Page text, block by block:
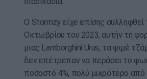
Ο Stormzy είχε επίσης συλληφθεί
Οκτωβρίου του 2023, αυτήν τη
μιας Lamborghini Urus, τα φιμέ
δεν επέτρεπαν να περάσει το
ποσοστό 4%, πολύ μικρότερο από